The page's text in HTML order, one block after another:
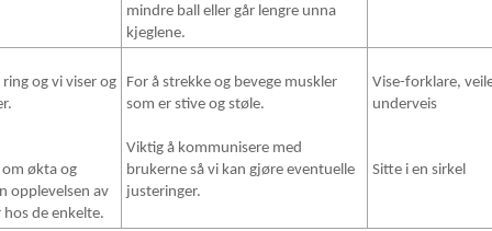
mindre ball eller går lengre unna
kjeglene.
ring og vi viser og
om økta og
opplevelsen av
hos de enkelte.
For å strekke og bevege muskler
som er stive og støle.
Viktig å kommunisere med
brukerne så vi kan gjøre eventuelle
justeringer.
Vise-forklare,
underveis
Sitte i en sirkel